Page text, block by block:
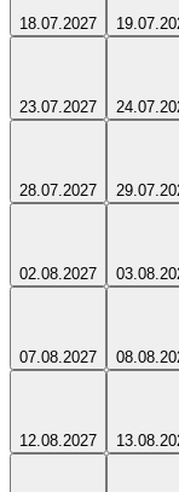
18.07.2027
23.07.2027
28.07.2027
02.08.2027
07.08.2027
12.08.2027